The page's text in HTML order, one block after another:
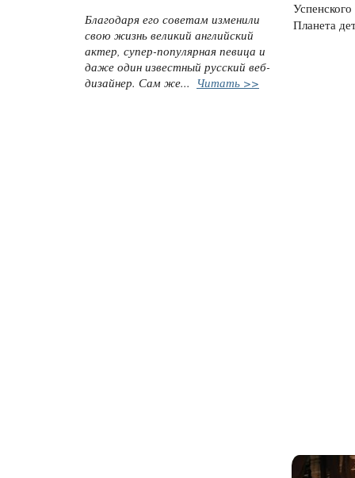
Благодаря его советам изменили
свою жизнь великий английский
актер, супер-популярная певица и
даже один известный русский веб-
дизайнер. Сам же... Читать >>
Планета